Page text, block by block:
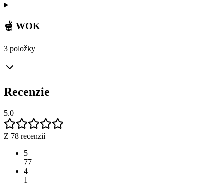
🫕 WOK
3 položky
Recenzie
5.0
Z 78 recenzií
5
77
4
1